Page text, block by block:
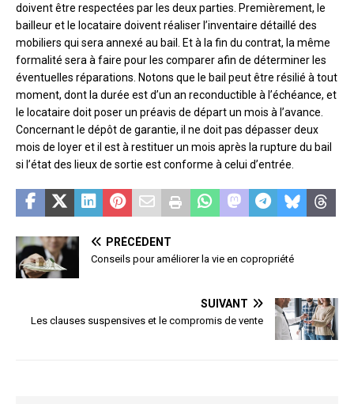
doivent être respectées par les deux parties. Premièrement, le
bailleur et le locataire doivent réaliser l’inventaire détaillé des
mobiliers qui sera annexé au bail. Et à la fin du contrat, la même
formalité sera à faire pour les comparer afin de déterminer les
éventuelles réparations. Notons que le bail peut être résilié à tout
moment, dont la durée est d’un an reconductible à l’échéance, et
le locataire doit poser un préavis de départ un mois à l’avance.
Concernant le dépôt de garantie, il ne doit pas dépasser deux
mois de loyer et il est à restituer un mois après la rupture du bail
si l’état des lieux de sortie est conforme à celui d’entrée.
PRÉCÉDENT
Conseils pour améliorer la vie en copropriété
SUIVANT
Les clauses suspensives et le compromis de vente